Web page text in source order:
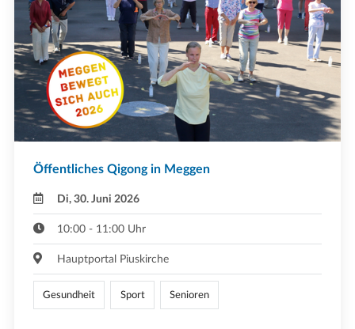
Öffentliches Qigong in Meggen
Di, 30. Juni 2026
10:00 - 11:00 Uhr
Hauptportal Piuskirche
Gesundheit Sport Senioren